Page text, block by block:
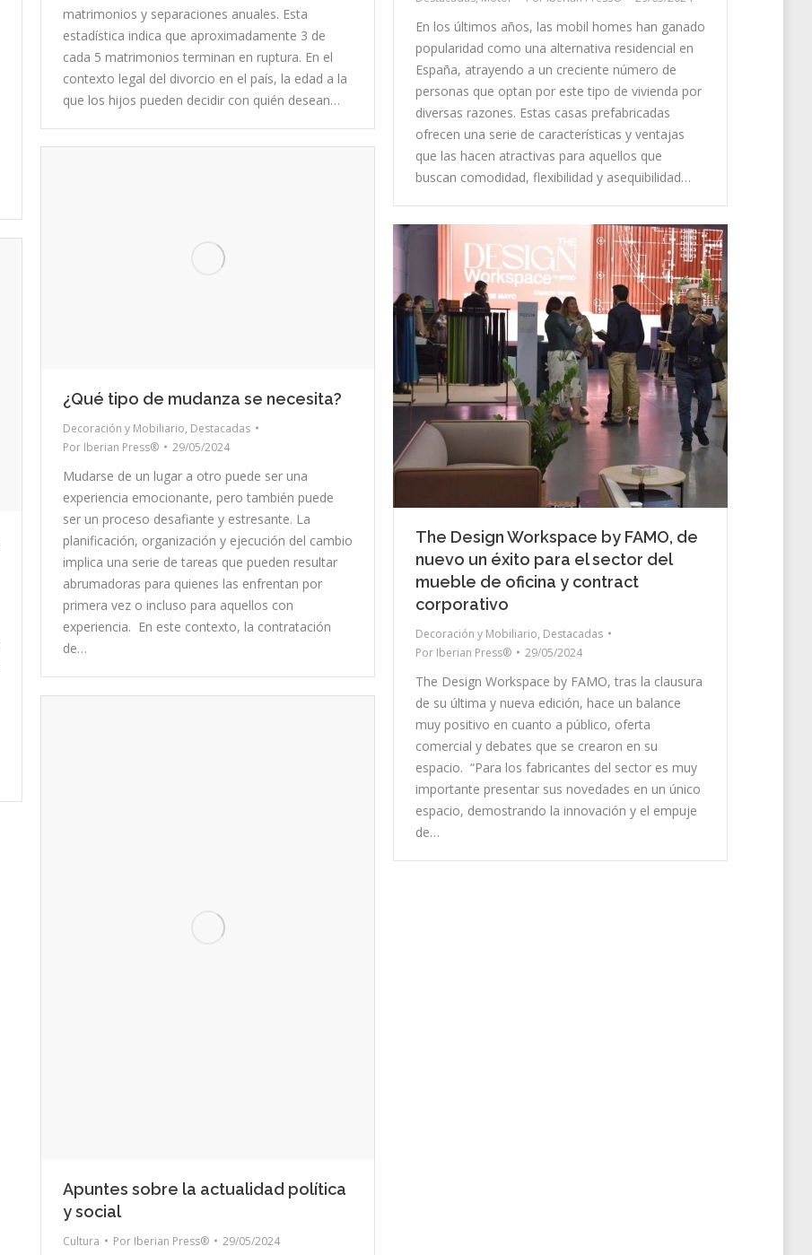
matrimonios y separaciones anuales. Esta
estadística indica que aproximadamente 3 de
cada 5 matrimonios terminan en ruptura. En el
contexto legal del divorcio en el país, la edad a la
que los hijos pueden decidir con quién desean…
En los últimos años, las mobil homes han ganado
popularidad como una alternativa residencial en
España, atrayendo a un creciente número de
personas que optan por este tipo de vivienda por
diversas razones. Estas casas prefabricadas
ofrecen una serie de características y ventajas
que las hacen atractivas para aquellos que
buscan comodidad, flexibilidad y asequibilidad…
¿Qué tipo de mudanza se necesita?
Decoración y Mobiliario, Destacadas
Por Iberian Press® 29/05/2024
Mudarse de un lugar a otro puede ser una
experiencia emocionante, pero también puede
ser un proceso desafiante y estresante. La
planificación, organización y ejecución del cambio
implica una serie de tareas que pueden resultar
abrumadoras para quienes las enfrentan por
primera vez o incluso para aquellos con
experiencia. En este contexto, la contratación
de…
The Design Workspace by FAMO, de
nuevo un éxito para el sector del
mueble de oficina y contract
corporativo
Decoración y Mobiliario, Destacadas
Por Iberian Press® 29/05/2024
The Design Workspace by FAMO, tras la clausura
de su última y nueva edición, hace un balance
muy positivo en cuanto a público, oferta
comercial y debates que se crearon en su
espacio. “Para los fabricantes del sector es muy
importante presentar sus novedades en un único
espacio, demostrando la innovación y el empuje
de…
Apuntes sobre la actualidad política
y social
Cultura Por Iberian Press® 29/05/2024